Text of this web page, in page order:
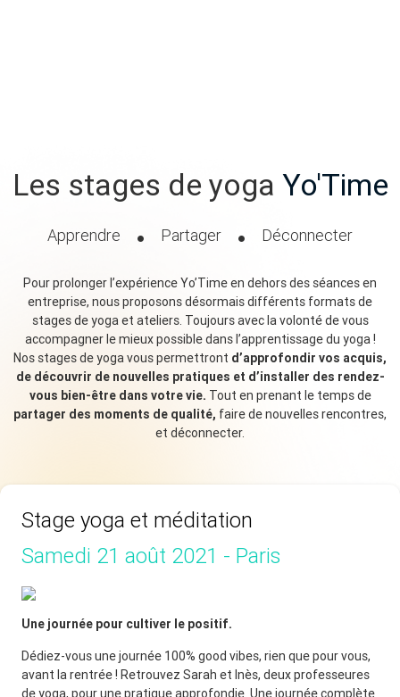
Les stages de yoga Yo'Time
Apprendre Partager Déconnecter
Pour prolonger l’expérience Yo’Time en dehors des séances en
entreprise, nous proposons désormais différents formats de
stages de yoga et ateliers. Toujours avec la volonté de vous
accompagner le mieux possible dans l’apprentissage du yoga !
Nos stages de yoga vous permettront d’approfondir vos acquis,
de découvrir de nouvelles pratiques et d’installer des rendez-
vous bien-être dans votre vie. Tout en prenant le temps de
partager des moments de qualité, faire de nouvelles rencontres,
et déconnecter.
Stage yoga et méditation
Samedi 21 août 2021 - Paris
Une journée pour cultiver le positif.
Dédiez-vous une journée 100% good vibes, rien que pour vous,
avant la rentrée ! Retrouvez Sarah et Inès, deux professeures
de yoga, pour une pratique approfondie. Une journée complète